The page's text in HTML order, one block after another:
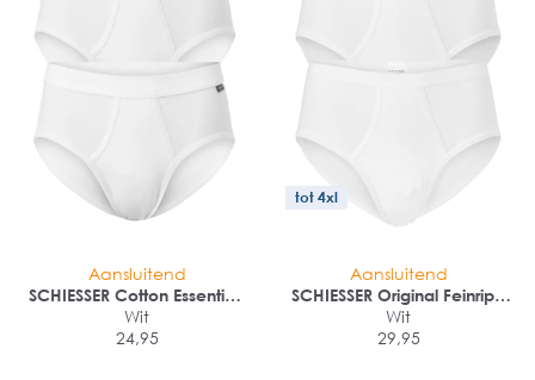
Aansluitend
SCHIESSER Cotton Essentials
Feinripp sportslips (2-pack)
Wit
24,95
tot 4xl
Aansluitend
SCHIESSER Original Feinripp
sportslips (2-pack)
Wit
29,95